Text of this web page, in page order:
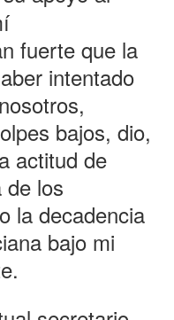
fuerte que la
intentado
bajos, dio,
actitud de
de los
la decadencia
bajo mi